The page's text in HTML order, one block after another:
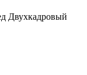
Двухкадровый